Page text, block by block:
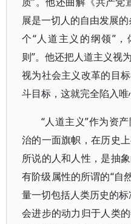
展是一切人的自由发展
个“人道主义的纲领”
则”。他还把人道主义视
视为社会主义改革的目
斗目标，这就完全陷入唯
“人道主义”作为资
治的一面旗帜，在历史
所说的人和人性，是抽
有阶级属性的所谓的“自
量一切包括人类历史的
会进步的动力归于人类